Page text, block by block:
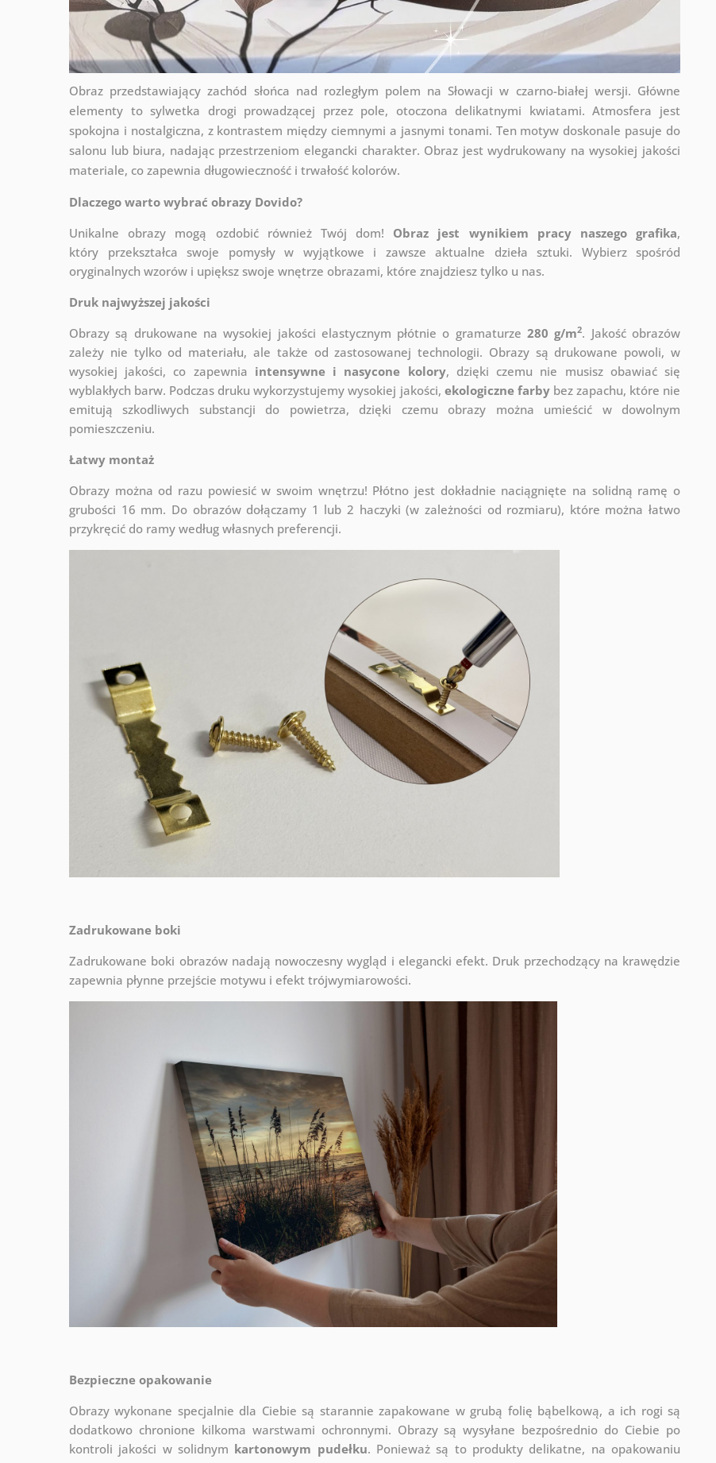
Obraz przedstawiający zachód słońca nad rozległym polem na Słowacji w czarno-białej wersji. Główne
elementy to sylwetka drogi prowadzącej przez pole, otoczona delikatnymi kwiatami. Atmosfera jest
spokojna i nostalgiczna, z kontrastem między ciemnymi a jasnymi tonami. Ten motyw doskonale pasuje do
salonu lub biura, nadając przestrzeniom elegancki charakter. Obraz jest wydrukowany na wysokiej jakości
materiale, co zapewnia długowieczność i trwałość kolorów.
Dlaczego warto wybrać obrazy Dovido?
Unikalne obrazy mogą ozdobić również Twój dom! Obraz jest wynikiem pracy naszego grafika,
który przekształca swoje pomysły w wyjątkowe i zawsze aktualne dzieła sztuki. Wybierz spośród
oryginalnych wzorów i upiększ swoje wnętrze obrazami, które znajdziesz tylko u nas.
Druk najwyższej jakości
Obrazy są drukowane na wysokiej jakości elastycznym płótnie o gramaturze280 g/m2. Jakość obrazów
zależy nie tylko od materiału, ale także od zastosowanej technologii. Obrazy są drukowane powoli, w
wysokiej jakości, co zapewnia intensywne i nasycone kolory, dzięki czemu nie musisz obawiać się
wyblakłych barw. Podczas druku wykorzystujemy wysokiej jakości, ekologiczne farbybez zapachu, które nie
emitują szkodliwych substancji do powietrza, dzięki czemu obrazy można umieścić w dowolnym
pomieszczeniu.
Łatwy montaż
Obrazy można od razu powiesić w swoim wnętrzu! Płótno jest dokładnie naciągnięte na solidną ramę o
grubości 16 mm. Do obrazów dołączamy 1 lub 2 haczyki (w zależności od rozmiaru), które można łatwo
przykręcić do ramy według własnych preferencji.
Zadrukowane boki
Zadrukowane boki obrazów nadają nowoczesny wygląd i elegancki efekt. Druk przechodzący na krawędzie
zapewnia płynne przejście motywu i efekt trójwymiarowości.
Bezpieczne opakowanie
Obrazy wykonane specjalnie dla Ciebie są starannie zapakowane w grubą folię bąbelkową, a ich rogi są
dodatkowo chronione kilkoma warstwami ochronnymi. Obrazy są wysyłane bezpośrednio do Ciebie po
kontroli jakości w solidnym kartonowym pudełku. Ponieważ są to produkty delikatne, na opakowaniu